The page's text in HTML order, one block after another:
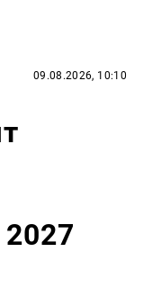
09.08.2026, 10:10